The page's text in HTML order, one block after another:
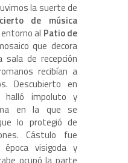
la suerte de
de música
entorno al Patio de
que decora
de recepción
recibían a
Descubierto en
halló impoluto y
en la que se
lo protegió de
Cástulo fue
visigoda y